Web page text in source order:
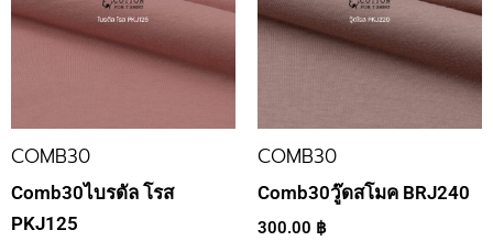
COMB30
Comb30ไบรดัล โรส
PKJ125
COMB30
Comb30วู๊ดสโมค BRJ240
300.00 ฿